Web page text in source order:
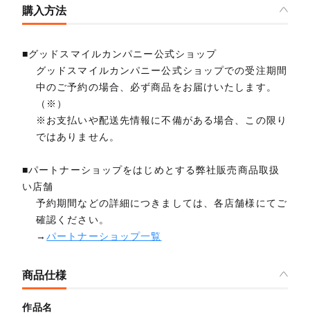
購入方法
■グッドスマイルカンパニー公式ショップ
グッドスマイルカンパニー公式ショップでの受注期間
中のご予約の場合、必ず商品をお届けいたします。
（※）
※お支払いや配送先情報に不備がある場合、この限り
ではありません。
■パートナーショップをはじめとする弊社販売商品取扱
い店舗
予約期間などの詳細につきましては、各店舗様にてご
確認ください。
→パートナーショップ一覧
商品仕様
作品名